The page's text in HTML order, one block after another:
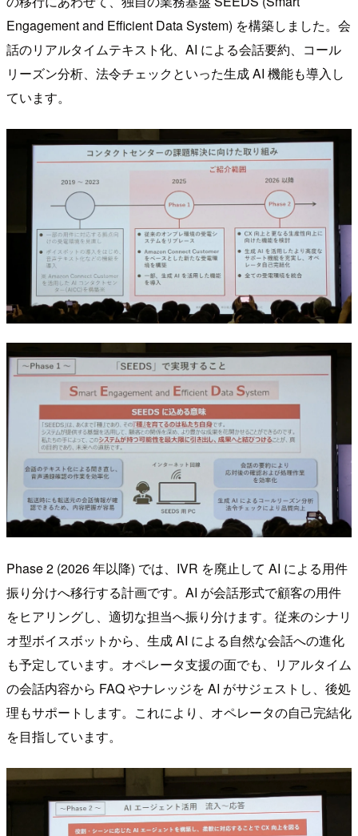
Engagement and Efficient Data System) を構築しました。会
話のリアルタイムテキスト化、AI による会話要約、コール
リーズン分析、法令チェックといった生成 AI 機能も導入し
ています。
Phase 2 (2026 年以降) では、IVR を廃止して AI による用件
振り分けへ移行する計画です。AI が会話形式で顧客の用件
をヒアリングし、適切な担当へ振り分けます。従来のシナリ
オ型ボイスボットから、生成 AI による自然な会話への進化
も予定しています。オペレータ支援の面でも、リアルタイム
の会話内容から FAQ やナレッジを AI がサジェストし、後処
理もサポートします。これにより、オペレータの自己完結化
を目指しています。